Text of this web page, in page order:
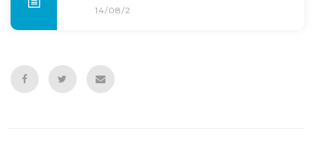
14/08/2025